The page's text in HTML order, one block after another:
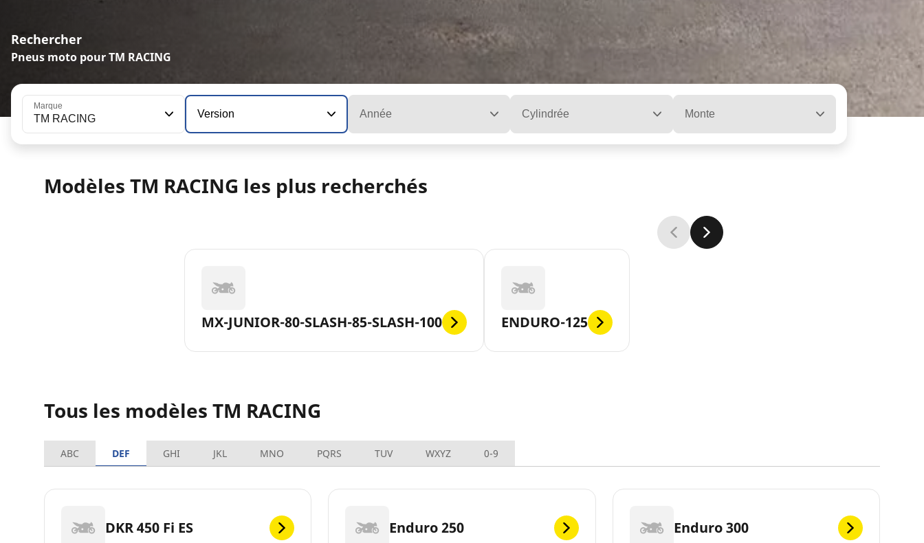
Rechercher
Pneus moto pour TM RACING
Marque
TM RACING Version Année Cylindrée Monte
Modèles TM RACING les plus recherchés
MX-JUNIOR-80-SLASH-85-SLASH-100 ENDURO-125
Tous les modèles TM RACING
ABC DEF GHI JKL MNO PQRS TUV WXYZ 0-9
DKR 450 Fi ES Enduro 250 Enduro 300